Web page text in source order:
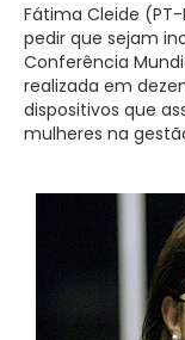
Fátima Cleide
pedir que sejam
Conferência
realizada em
dispositivos que
mulheres na